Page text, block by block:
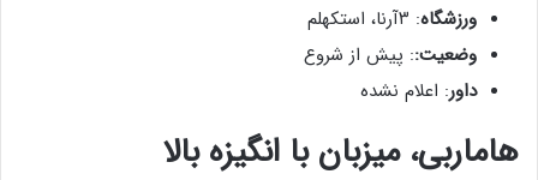
ورزشگاه: ۳آرنا، استکهلم
وضعیت:: پیش از شروع
داور: اعلام نشده
هاماربی، میزبان با انگیزه بالا